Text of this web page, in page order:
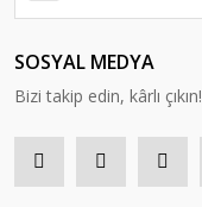
SOSYAL MEDYA
Bizi takip edin, kârlı çıkın!